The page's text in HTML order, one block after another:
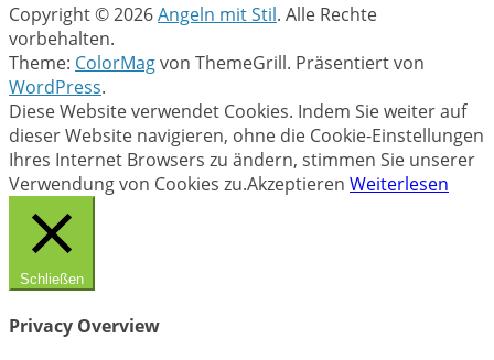
Copyright © 2026Angeln mit Stil. Alle Rechte
vorbehalten.
Theme: ColorMagvon ThemeGrill. Präsentiert von
WordPress.
Diese Website verwendet Cookies. Indem Sie weiter auf
dieser Website navigieren, ohne die Cookie-Einstellungen
Ihres Internet Browsers zu ändern, stimmen Sie unserer
Verwendung von Cookies zu.Akzeptieren Weiterlesen
Schließen
Privacy Overview